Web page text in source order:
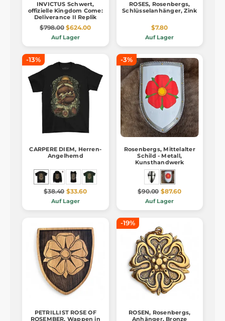
INVICTUS Schwert,
offizielle Kingdom Come:
Deliverance II Replik
$798.00 $624.00
Auf Lager
ROSES, Rosenbergs,
Schlüsselanhänger, Zink
$7.80
Auf Lager
-13%
CARPERE DIEM, Herren-
Angelhemd
$38.40 $33.60
Auf Lager
-3%
Rosenbergs, Mittelalter
Schild - Metall,
Kunsthandwerk
$90.00 $87.60
Auf Lager
PETRILLIST ROSE OF
ROSEMBER, Wappen in
-19%
ROSEN, Rosenbergs,
Anhänger, Bronze